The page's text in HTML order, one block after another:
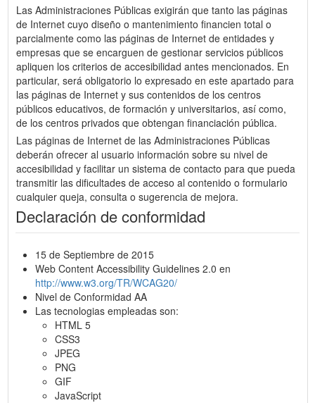
Las Administraciones Públicas exigirán que tanto las páginas
de Internet cuyo diseño o mantenimiento financien total o
parcialmente como las páginas de Internet de entidades y
empresas que se encarguen de gestionar servicios públicos
apliquen los criterios de accesibilidad antes mencionados. En
particular, será obligatorio lo expresado en este apartado para
las páginas de Internet y sus contenidos de los centros
públicos educativos, de formación y universitarios, así como,
de los centros privados que obtengan financiación pública.
Las páginas de Internet de las Administraciones Públicas
deberán ofrecer al usuario información sobre su nivel de
accesibilidad y facilitar un sistema de contacto para que pueda
transmitir las dificultades de acceso al contenido o formulario
cualquier queja, consulta o sugerencia de mejora.
Declaración de conformidad
15 de Septiembre de 2015
Web Content Accessibility Guidelines 2.0 en
http://www.w3.org/TR/WCAG20/
Nivel de Conformidad AA
Las tecnologias empleadas son:
HTML 5
CSS3
JPEG
PNG
GIF
JavaScript